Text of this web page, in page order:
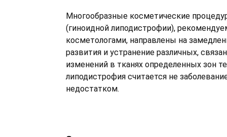
Многообразные косметические
(гиноидной липодистрофии),
косметологами, направлены на
развития и устранение различных,
изменений в тканях определенных зон
липодистрофия считается не
недостатком.